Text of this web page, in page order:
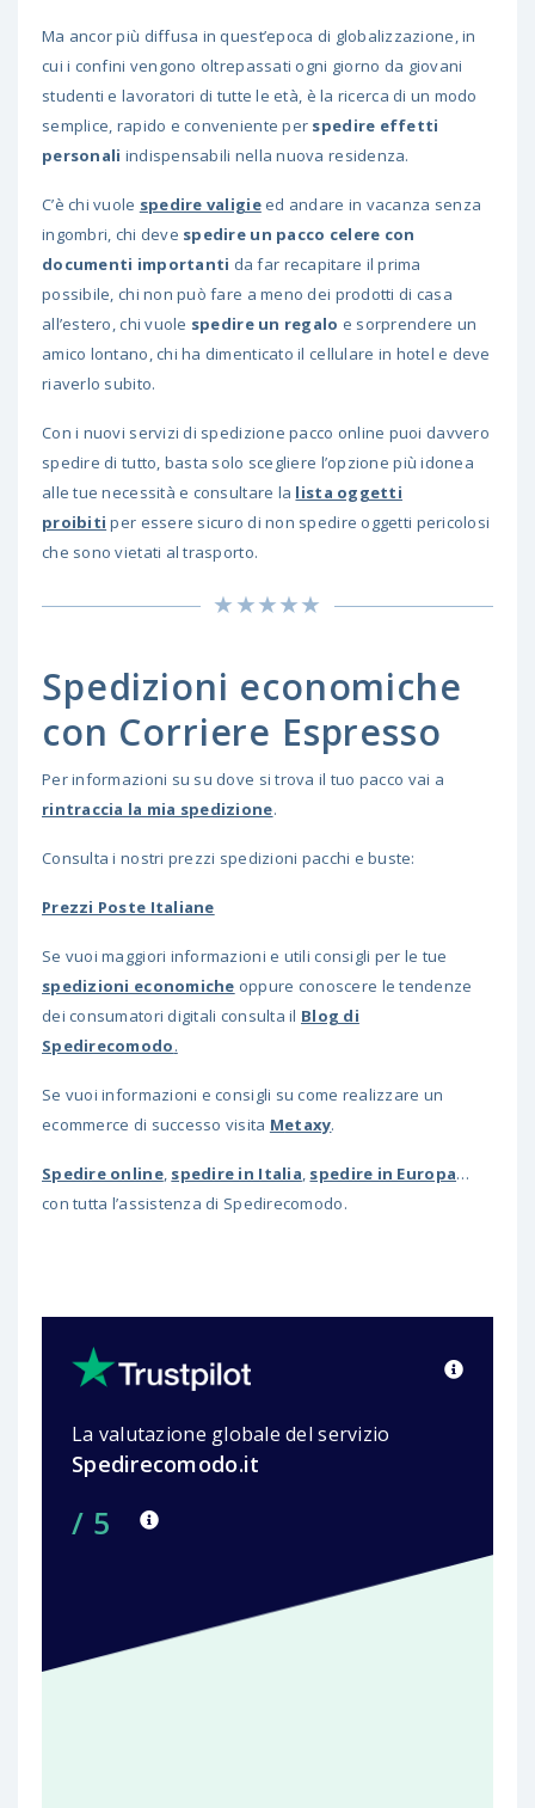
Ma ancor più diffusa in quest’epoca di globalizzazione, in
cui i confini vengono oltrepassati ogni giorno da giovani
studenti e lavoratori di tutte le età, è la ricerca di un modo
semplice, rapido e conveniente per spedire effetti
personali indispensabili nella nuova residenza.
C’è chi vuole spedire valigieed andare in vacanza senza
ingombri, chi deve spedire un pacco celere con
documenti importanti da far recapitare il prima
possibile, chi non può fare a meno dei prodotti di casa
all’estero, chi vuole spedire un regalo e sorprendere un
amico lontano, chi ha dimenticato il cellulare in hotel e deve
riaverlo subito.
Con i nuovi servizi di spedizione pacco online puoi davvero
spedire di tutto, basta solo scegliere l’opzione più idonea
alle tue necessità e consultare la lista oggetti
proibiti per essere sicuro di non spedire oggetti pericolosi
che sono vietati al trasporto.
Spedizioni economiche
con Corriere Espresso
Per informazioni su su dove si trova il tuo pacco vai a
rintraccia la mia spedizione.
Consulta i nostri prezzi spedizioni pacchi e buste:
Prezzi Poste Italiane
Se vuoi maggiori informazioni e utili consigli per le tue
spedizioni economiche oppure conoscere le tendenze
dei consumatori digitali consulta il Blog di
Spedirecomodo.
Se vuoi informazioni e consigli su come realizzare un
ecommerce di successo visita Metaxy.
Spedire online, spedire in Italia, spedire in Europa…
con tutta l’assistenza di Spedirecomodo.
La valutazione globale del servizio
Spedirecomodo.it
/ 5